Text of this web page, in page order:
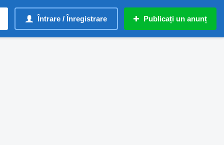
Întrare / Înregistrare Publicați un anunț